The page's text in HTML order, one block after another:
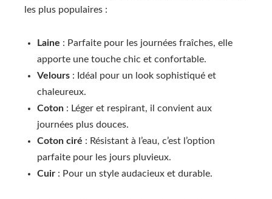
les plus populaires :
Laine : Parfaite pour les journées fraîches, elle
apporte une touche chic et confortable.
Velours : Idéal pour un look sophistiqué et
chaleureux.
Coton : Léger et respirant, il convient aux
journées plus douces.
Coton ciré : Résistant à l’eau, c’est l’option
parfaite pour les jours pluvieux.
Cuir : Pour un style audacieux et durable.